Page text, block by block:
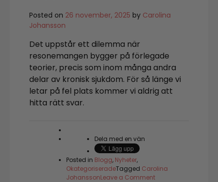
Posted on 26 november, 2025 by Carolina
Johansson
Det uppstår ett dilemma när
resonemangen bygger på förlegade
teorier, precis som inom många andra
delar av kronisk sjukdom. För så länge vi
letar på fel plats kommer vi aldrig att
hitta rätt svar.
Dela med en vän
Posted in Blogg, Nyheter,
OkategoriseradeTagged Carolina
JohanssonLeave a Commenton